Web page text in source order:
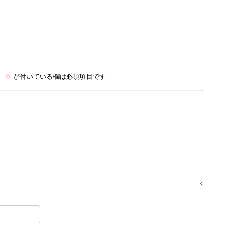
※ が付いている欄は必須項目です